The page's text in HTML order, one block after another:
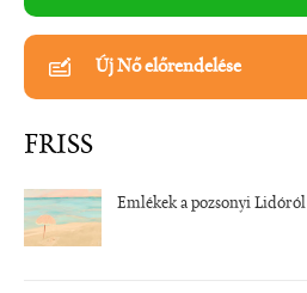
Új Nő előrendelése
FRISS
Emlékek a pozsonyi Lidóról